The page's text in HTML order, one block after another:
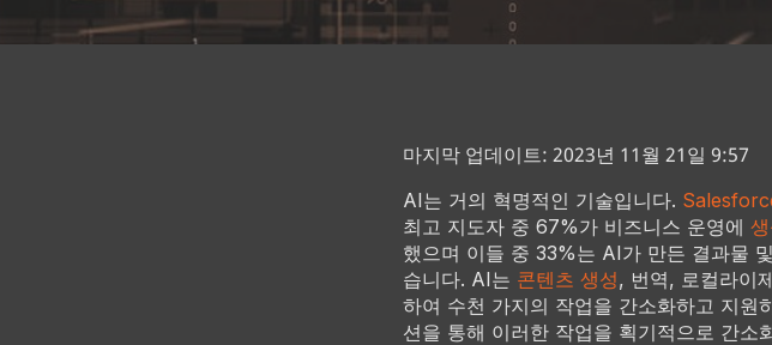
마지막 업데이트: 2023년 11월 21일 9:57
AI는 거의 혁명적인 기술입니다.
최고 지도자 중 67%가 비즈니스 운영에
했으며 이들 중 33%는 AI가 만든 결과물
습니다. AI는 콘텐츠 생성, 번역, 로컬라이
하여 수천 가지의 작업을 간소화하고 지원
션을 통해 이러한 작업을 획기적으로 간